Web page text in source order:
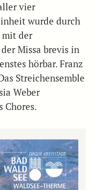
vier
wurde durch
mit der
Missa brevis in
hörbar. Franz
Streichensemble
Weber
Chores.